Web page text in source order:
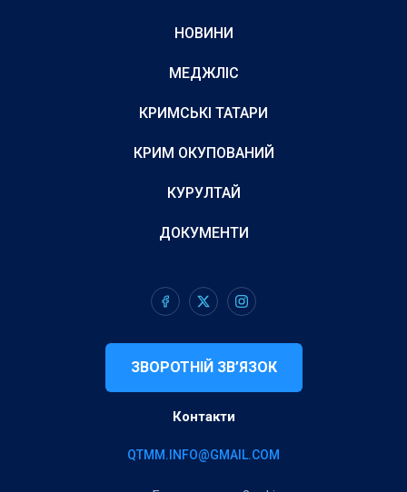
НОВИНИ
МЕДЖЛІС
КРИМСЬКІ ТАТАРИ
КРИМ ОКУПОВАНИЙ
КУРУЛТАЙ
ДОКУМЕНТИ
ЗВОРОТНІЙ ЗВ’ЯЗОК
Контакти
QTMM.INFO@GMAIL.COM